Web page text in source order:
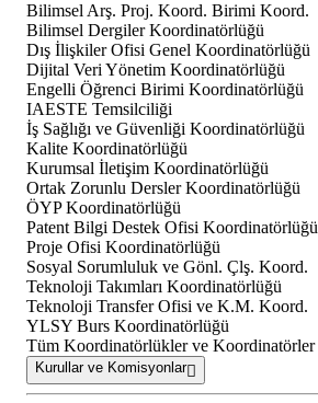
Bilimsel Arş. Proj. Koord. Birimi Koord.
Bilimsel Dergiler Koordinatörlüğü
Dış İlişkiler Ofisi Genel Koordinatörlüğü
Dijital Veri Yönetim Koordinatörlüğü
Engelli Öğrenci Birimi Koordinatörlüğü
IAESTE Temsilciliği
İş Sağlığı ve Güvenliği Koordinatörlüğü
Kalite Koordinatörlüğü
Kurumsal İletişim Koordinatörlüğü
Ortak Zorunlu Dersler Koordinatörlüğü
ÖYP Koordinatörlüğü
Patent Bilgi Destek Ofisi Koordinatörlüğü
Proje Ofisi Koordinatörlüğü
Sosyal Sorumluluk ve Gönl. Çlş. Koord.
Teknoloji Takımları Koordinatörlüğü
Teknoloji Transfer Ofisi ve K.M. Koord.
YLSY Burs Koordinatörlüğü
Tüm Koordinatörlükler ve Koordinatörler
Kurullar ve Komisyonlar